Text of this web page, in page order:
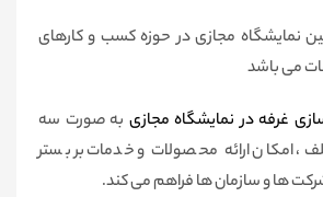
نمایشگاه مجازی در حوزه کسب و کارهای
می باشد
غرفه در نمایشگاه مجازی به صورت سه
امکان ارائه محصولات و خدمات بر بستر
ها و سازمان ها فراهم می کند.